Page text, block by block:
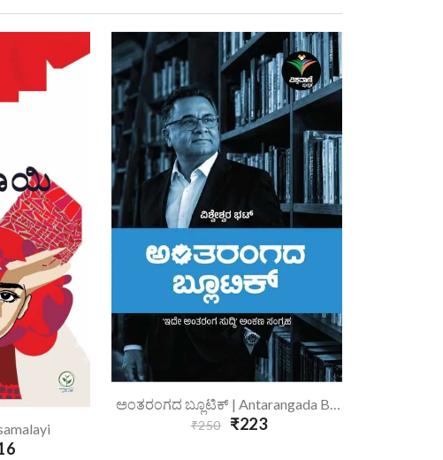
Add To Cart ಅಂತರಂಗದ ಬ್ಲೂಟಿಕ್ | Antarangada Blutik
₹250₹223